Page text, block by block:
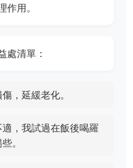
用。
處清單：
，延緩老化。
，我試過在飯後喝羅
。